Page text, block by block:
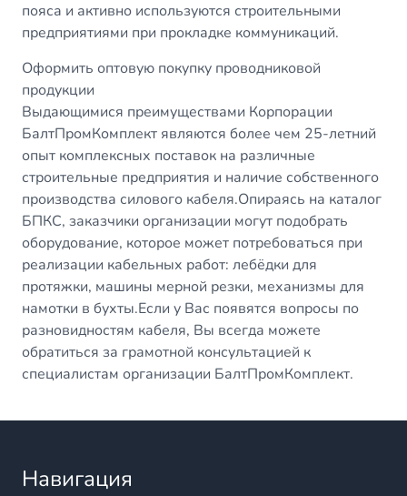
пояса и активно используются строительными
предприятиями при прокладке коммуникаций.
Оформить оптовую покупку проводниковой
продукции
Выдающимися преимуществами Корпорации
БалтПромКомплект являются более чем 25-летний
опыт комплексных поставок на различные
строительные предприятия и наличие собственного
производства силового кабеля.Опираясь на каталог
БПКС, заказчики организации могут подобрать
оборудование, которое может потребоваться при
реализации кабельных работ: лебёдки для
протяжки, машины мерной резки, механизмы для
намотки в бухты.Если у Вас появятся вопросы по
разновидностям кабеля, Вы всегда можете
обратиться за грамотной консультацией к
специалистам организации БалтПромКомплект.
Навигация